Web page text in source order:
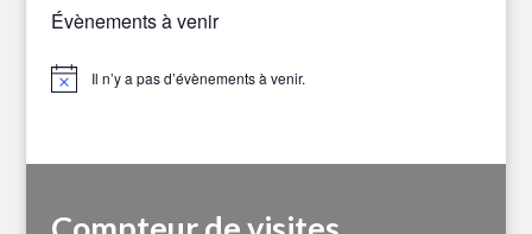
Évènements à venir
Notice Il n’y a pas d’évènements à venir.